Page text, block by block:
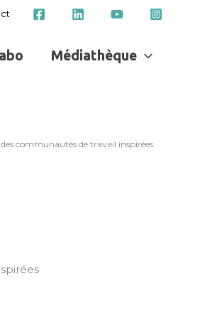
Médiathèque
communautés de travail inspirées